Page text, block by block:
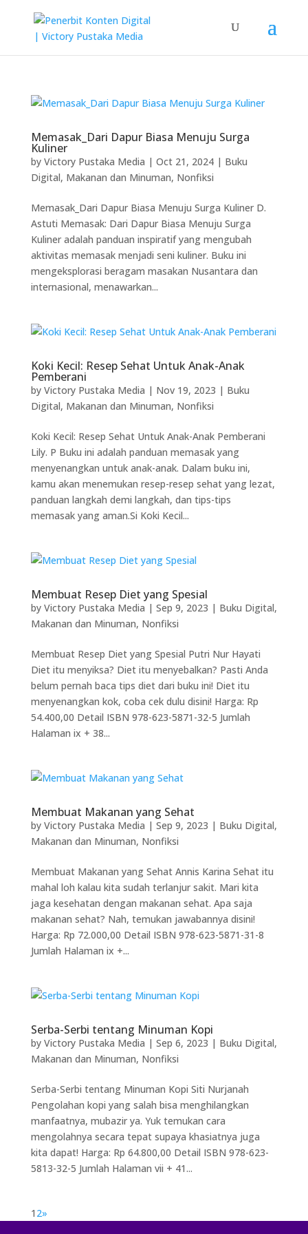
Memasak_Dari Dapur Biasa Menuju Surga
Kuliner
by Victory Pustaka Media | Oct 21, 2024| Buku
Digital, Makanan dan Minuman, Nonfiksi
Memasak_Dari Dapur Biasa Menuju Surga Kuliner D.
Astuti Memasak: Dari Dapur Biasa Menuju Surga
Kuliner adalah panduan inspiratif yang mengubah
aktivitas memasak menjadi seni kuliner. Buku ini
mengeksplorasi beragam masakan Nusantara dan
internasional, menawarkan...
Koki Kecil: Resep Sehat Untuk Anak-Anak
Pemberani
by Victory Pustaka Media | Nov 19, 2023 | Buku
Digital, Makanan dan Minuman, Nonfiksi
Koki Kecil: Resep Sehat Untuk Anak-Anak Pemberani
Lily. P Buku ini adalah panduan memasak yang
menyenangkan untuk anak-anak. Dalam buku ini,
kamu akan menemukan resep-resep sehat yang lezat,
panduan langkah demi langkah, dan tips-tips
memasak yang aman.Si Koki Kecil...
Membuat Resep Diet yang Spesial
by Victory Pustaka Media | Sep 9, 2023 | Buku Digital,
Makanan dan Minuman, Nonfiksi
Membuat Resep Diet yang Spesial Putri Nur Hayati
Diet itu menyiksa? Diet itu menyebalkan? Pasti Anda
belum pernah baca tips diet dari buku ini! Diet itu
menyenangkan kok, coba cek dulu disini! Harga: Rp
54.400,00 Detail ISBN 978-623-5871-32-5 Jumlah
Halaman ix + 38...
Membuat Makanan yang Sehat
by Victory Pustaka Media | Sep 9, 2023 | Buku Digital,
Makanan dan Minuman, Nonfiksi
Membuat Makanan yang Sehat Annis Karina Sehat itu
mahal loh kalau kita sudah terlanjur sakit. Mari kita
jaga kesehatan dengan makanan sehat. Apa saja
makanan sehat? Nah, temukan jawabannya disini!
Harga: Rp 72.000,00 Detail ISBN 978-623-5871-31-8
Jumlah Halaman ix +...
Serba-Serbi tentang Minuman Kopi
by Victory Pustaka Media | Sep 6, 2023 | Buku Digital,
Makanan dan Minuman, Nonfiksi
Serba-Serbi tentang Minuman Kopi Siti Nurjanah
Pengolahan kopi yang salah bisa menghilangkan
manfaatnya, mubazir ya. Yuk temukan cara
mengolahnya secara tepat supaya khasiatnya juga
kita dapat! Harga: Rp 64.800,00 Detail ISBN 978-623-
5813-32-5 Jumlah Halaman vii + 41...
1 2»